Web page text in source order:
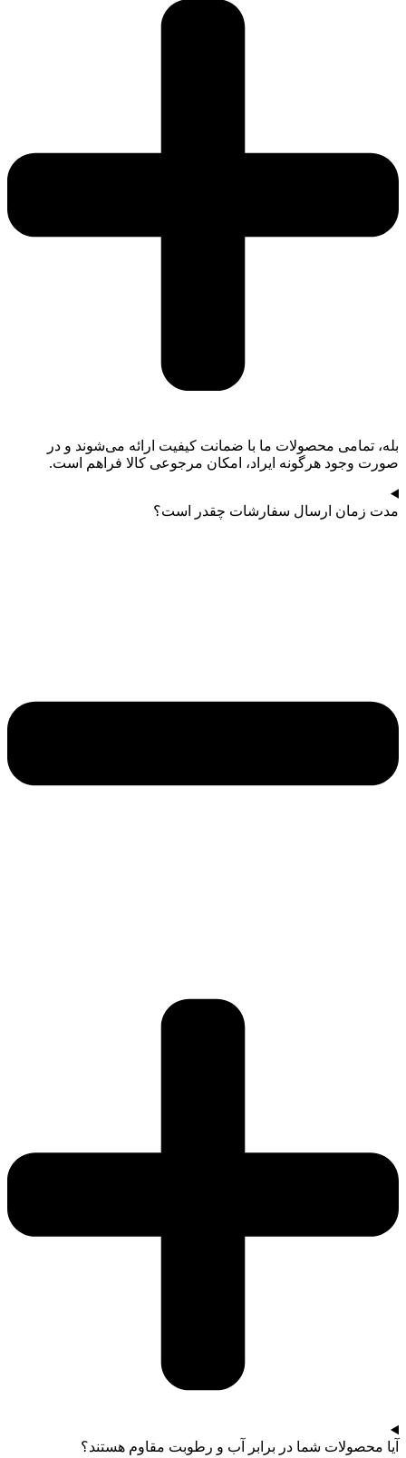
بله، تمامی محصولات ما با ضمانت کیفیت ارائه می‌شوند و در
صورت وجود هرگونه ایراد، امکان مرجوعی کالا فراهم است.
مدت زمان ارسال سفارشات چقدر است؟
آیا محصولات شما در برابر آب و رطوبت مقاوم هستند؟